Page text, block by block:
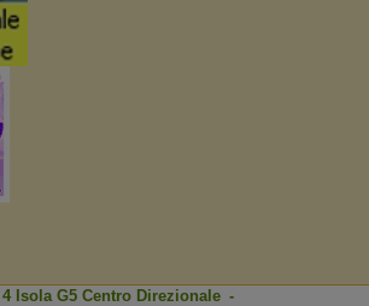
Isola G5 Centro Direzionale -